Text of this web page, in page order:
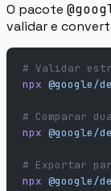
O pacote
validar e
# Validar
npx @google/
# Comparar
npx @google/
# Exportar
npx @google/